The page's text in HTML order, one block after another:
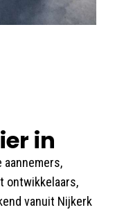
in
aannemers,
ontwikkelaars,
vanuit Nijkerk